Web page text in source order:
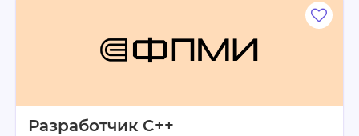
Разработчик C++